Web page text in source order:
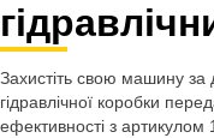
Захистіть свою машину
гідравлічної коробки
ефективності з артикулом